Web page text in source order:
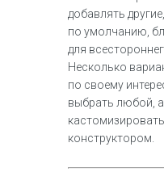
добавлять
по умолчанию,
для
Несколько
по своему
выбрать любой, а
конструктором.